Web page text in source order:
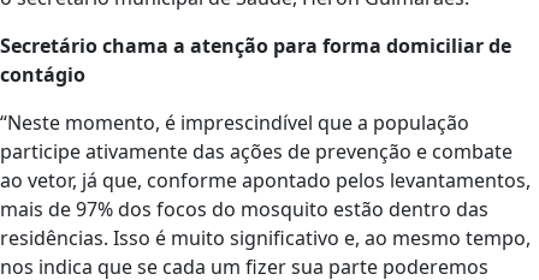
Secretário chama a atenção para forma domiciliar de
contágio
“Neste momento, é imprescindível que a população
participe ativamente das ações de prevenção e combate
ao vetor, já que, conforme apontado pelos levantamentos,
mais de 97% dos focos do mosquito estão dentro das
residências. Isso é muito significativo e, ao mesmo tempo,
nos indica que se cada um fizer sua parte poderemos